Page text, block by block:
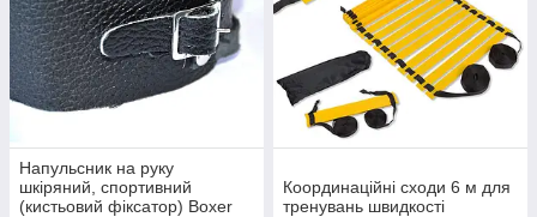
Напульсник на руку
шкіряний, спортивний
(кистьовий фіксатор) Boxer
Координаційні сходи 6 м для
тренувань швидкості